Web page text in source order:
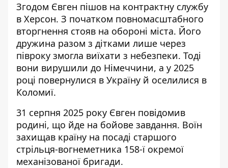
Згодом Євген пішов на контрактну службу
в Херсон. З початком повномасштабного
вторгнення стояв на обороні міста. Його
дружина разом з дітками лише через
півроку змогла виїхати з небезпеки. Тоді
вони вирушили до Німеччини, а у 2025
році повернулися в Україну й оселилися в
Коломиї.
31 серпня 2025 року Євген повідомив
родині, що йде на бойове завдання. Воїн
захищав країну на посаді старшого
стрільця-вогнеметника 158-ї окремої
механізованої бригади.